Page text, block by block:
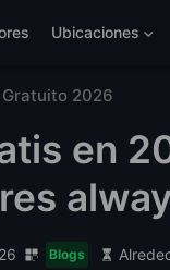
Ubicaciones
Gratuito 2026
en
Blogs